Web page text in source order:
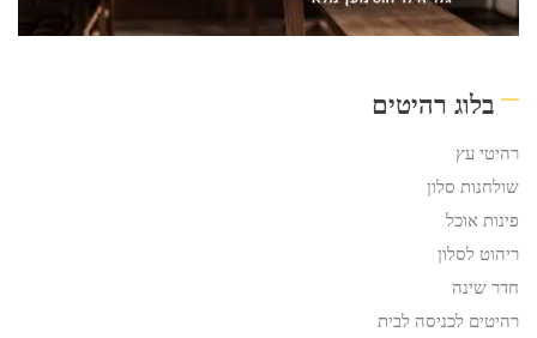
בלוג רהיטים
רהיטי עץ
שולחנות סלון
פינות אוכל
ריהוט לסלון
חדר שינה
רהיטים לכניסה לבית